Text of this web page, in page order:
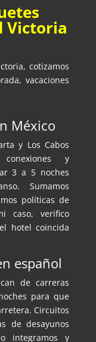
Victoria
cotizamos
vacaciones
México
y Los Cabos
y
3 a 5 noches
Sumamos
políticas de
caso, verifico
hotel coincida
español
de carreras
para que
Circuitos
de desayunos
integramos y